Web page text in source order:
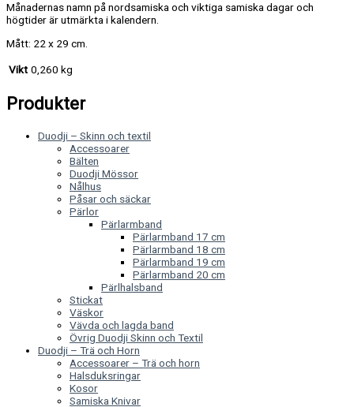
Månadernas namn på nordsamiska och viktiga samiska dagar och
högtider är utmärkta i kalendern.
Mått: 22 x 29 cm.
Vikt 0,260 kg
Produkter
Duodji – Skinn och textil
Accessoarer
Bälten
Duodji Mössor
Nålhus
Påsar och säckar
Pärlor
Pärlarmband
Pärlarmband 17 cm
Pärlarmband 18 cm
Pärlarmband 19 cm
Pärlarmband 20 cm
Pärlhalsband
Stickat
Väskor
Vävda och lagda band
Övrig Duodji Skinn och Textil
Duodji – Trä och Horn
Accessoarer – Trä och horn
Halsduksringar
Kosor
Samiska Knivar